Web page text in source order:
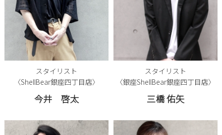
スタイリスト
〈ShellBear銀座四丁目店〉
今井 啓太
スタイリスト
〈銀座ShellBear銀座四丁目店〉
三橋 佑矢